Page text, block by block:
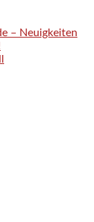
– Neuigkeiten